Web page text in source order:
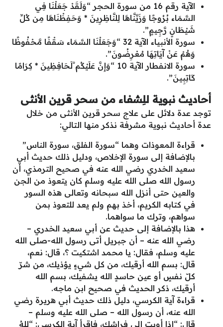
الآية رقم 16 من سورة الحجر “وَلَقَدْ جَعَلْنَا فِي
السَّمَاء بُرُوجًا وَزَيَّنَّاهَا لِلنَّاظِرِينَ * وَحَفِظْنَاهَا مِن كُلِّ
شَيْطَانٍ رَّجِيمٍ”.
سورة الأنبياء الآية 32 “وَجَعَلْنَا السَّمَاء سَقْفًا مَّحْفُوظًا
وَهُمْ عَنْ آيَاتِهَا مُعْرِضُونَ”.
سورة الانفطار الآية 10 “وَإِنَّ عَلَيْكُم ْلَحَافِظِينَ * كِرَامًا
كَاتِبِينَ”.
أحاديث نبوية للِشفاء من سحر قرين الأنثى
توجد عدة دلائل على علاج سحر قرين الأنثى من خلال
عدة أحاديث نبوية مشرفة نذكر منها التالي:
قراءة المعوذات وهما “سورة الفلق، سورة الناس”
بالإضافة إلى سورة الإخلاص، ودليل ذلك حديث أبي
سعيد الخدري رضي الله عنه في صحيح الترمذي، أن
رسول الله صلى الله عليه وسلم كان يتعوذ من الجن
والعين حتى أنزل الله سبحانه وتعالى هذه السور
في كتابه الكريم، أخذ بهم ولم يعد للتعوذ بمن
سواهم، وترك ما سواهما.
هذا بالإضافة إلى حديث عن أبي سعيد الخدري –
رضي الله عنه – أن جبريل أتى رسول الله-صلى الله
عليه وسلم، فقال: يا محمد اشتكيت ؟، قال: نعم،
قال: بسم الله أرقيك، من كل شيءٍ يؤذيك، من شرّ
كلّ نفسٍ أو عين حاسدٍ الله يشفيك، بسم الله
أرقيك، ذكر الحديث في صحيح ابن ماجه.
قراءة آية الكرسي، دليل ذلك حديث أبي هريرة رضي
الله عنه، أن رسول الله – صلى الله عليه وسلم –
قال: “إذا أويت إلى فراشك، فاقرأ آية الكرسي: “للهُ